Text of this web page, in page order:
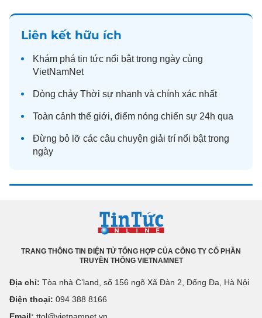
Liên kết hữu ích
Khám phá tin tức nổi bật trong ngày cùng
VietNamNet
Dòng chảy Thời sự nhanh và chính xác nhất
Toàn cảnh thế giới, điểm nóng chiến sự 24h qua
Đừng bỏ lỡ các câu chuyện giải trí nổi bật trong
ngày
TRANG THÔNG TIN ĐIỆN TỬ TỔNG HỢP CỦA CÔNG TY CỔ PHẦN
TRUYỀN THÔNG VIETNAMNET
Địa chỉ: Tòa nhà C’land, số 156 ngõ Xã Đàn 2, Đống Đa, Hà Nội
Điện thoại: 094 388 8166